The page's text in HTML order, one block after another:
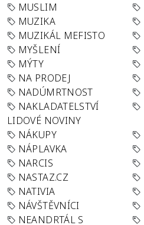
MUSLIM
MUZIKA
MUZIKÁL MEFISTO
MYŠLENÍ
MÝTY
NA PRODEJ
NADÚMRTNOST
NAKLADATELSTVÍ
LIDOVÉ NOVINY
NÁKUPY
NÁPLAVKA
NARCIS
NASTAZ.CZ
NATIVIA
NÁVŠTĚVNÍCI
NEANDRTÁL S